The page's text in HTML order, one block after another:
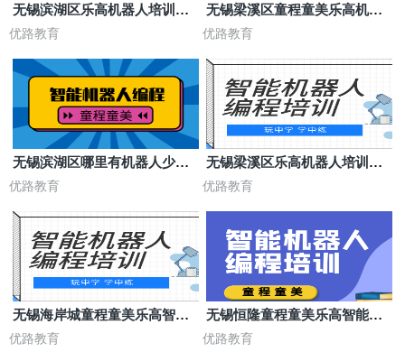
无锡滨湖区乐高机器人培训班
课时费多少
优路教育
无锡梁溪区童程童美乐高机器
人编程口碑怎么样
优路教育
无锡滨湖区哪里有机器人少儿
编程培训机构
优路教育
无锡梁溪区乐高机器人培训班
怎么收费？
优路教育
无锡海岸城童程童美乐高智能
机器人编程
优路教育
无锡恒隆童程童美乐高智能机
器人编程
优路教育